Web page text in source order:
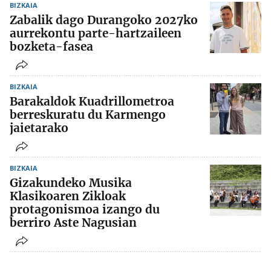
BIZKAIA
Zabalik dago Durangoko 2027ko
aurrekontu parte-hartzaileen
bozketa-fasea
BIZKAIA
Barakaldok Kuadrillometroa
berreskuratu du Karmengo
jaietarako
BIZKAIA
Gizakundeko Musika
Klasikoaren Zikloak
protagonismoa izango du
berriro Aste Nagusian